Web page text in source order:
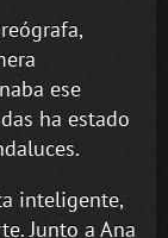
ese
ha estado
inteligente,
Junto a Ana